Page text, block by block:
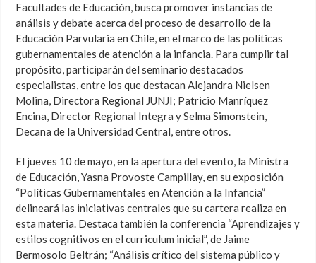
Facultades de Educación, busca promover instancias de
análisis y debate acerca del proceso de desarrollo de la
Educación Parvularia en Chile, en el marco de las políticas
gubernamentales de atención a la infancia. Para cumplir tal
propósito, participarán del seminario destacados
especialistas, entre los que destacan Alejandra Nielsen
Molina, Directora Regional JUNJI; Patricio Manríquez
Encina, Director Regional Integra y Selma Simonstein,
Decana de la Universidad Central, entre otros.
El jueves 10 de mayo, en la apertura del evento, la Ministra
de Educación, Yasna Provoste Campillay, en su exposición
“Políticas Gubernamentales en Atención a la Infancia”
delineará las iniciativas centrales que su cartera realiza en
esta materia. Destaca también la conferencia “Aprendizajes y
estilos cognitivos en el curriculum inicial”, de Jaime
Bermosolo Beltrán; “Análisis crítico del sistema público y